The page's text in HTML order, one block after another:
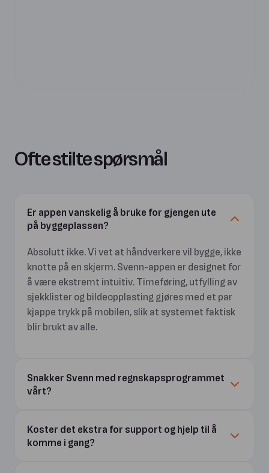
Ofte stilte spørsmål
Er appen vanskelig å bruke for gjengen ute
på byggeplassen?
Absolutt ikke. Vi vet at håndverkere vil bygge, ikke
knotte på en skjerm. Svenn-appen er designet for
å være ekstremt intuitiv. Timeføring, utfylling av
sjekklister og bildeopplasting gjøres med et par
kjappe trykk på mobilen, slik at systemet faktisk
blir brukt av alle.
Snakker Svenn med regnskapsprogrammet
vårt?
Koster det ekstra for support og hjelp til å
komme i gang?